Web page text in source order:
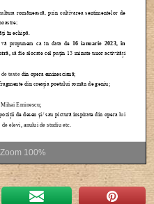
Zoom 100%